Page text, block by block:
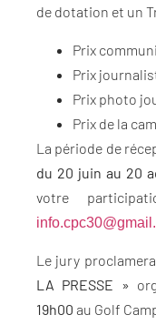
de dotation et un
Prix
Prix
Prix photo
Prix de la
La période de
du 20 juin au 20
votre
Le jury
LA PRESSE »
19h00 au Golf